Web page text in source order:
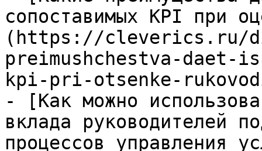
сопоставимых KPI при
(https://cleverics.ru/
preimushchestva-daet-
kpi-pri-otsenke-
- [Как можно
вклада руководителей
процессов управления